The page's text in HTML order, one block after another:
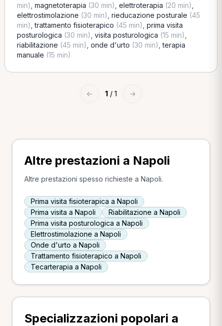
min) magnetoterapia (30 min) elettroterapia (20 min)
elettrostimolazione (30 min) rieducazione posturale (45
min) ,trattamento fisioterapico (45 min) prima visita
posturologica (30 min) visita posturologica (15 min)
riabilitazione (45 min) onde d'urto (30 min) ,terapia
manuale (15 min)
← 1 / 1 →
Altre prestazioni a Napoli
Altre prestazioni spesso richieste a Napoli.
Prima visita fisioterapica a Napoli
Prima visita a Napoli
Riabilitazione a Napoli
Prima visita posturologica a Napoli
Elettrostimolazione a Napoli
Onde d'urto a Napoli
Trattamento fisioterapico a Napoli
Tecarterapia a Napoli
Specializzazioni popolari a